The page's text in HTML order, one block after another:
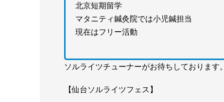
北京短期留学
マタニティ鍼灸院では小児鍼担当
現在はフリー活動
ソルライツチューナーがお待ちしております。
【仙台ソルライツフェス】